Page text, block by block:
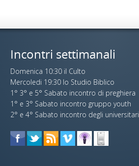
Incontri settimanali
Domenica 10:30 il Culto
Mercoledi 19:30 lo Studio Biblico
1° 3° e 5° Sabato incontro di preghiera
1° e 3° Sabato incontro gruppo youth
2° e 4° Sabato incontro degli universitari